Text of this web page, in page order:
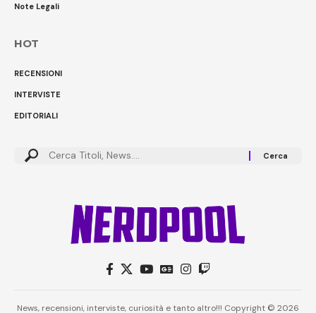
Note Legali
HOT
RECENSIONI
INTERVISTE
EDITORIALI
News, recensioni, interviste, curiosità e tanto altro!!! Copyright © 2026